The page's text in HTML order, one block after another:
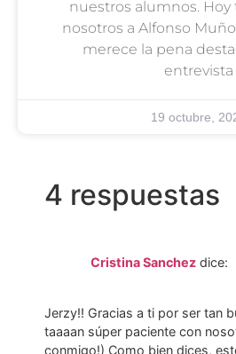
nuestros alumnos.
nosotros a Alfonso
merece la pena
entrevista
19 octubre,
4 respuestas
Cristina Sanchez dice:
Jerzy!! Gracias a ti por ser tan
taaaan súper paciente con
conmigo!) Como bien dices,